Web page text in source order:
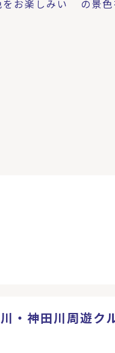
お楽しみい
の景
・神田川周遊ク